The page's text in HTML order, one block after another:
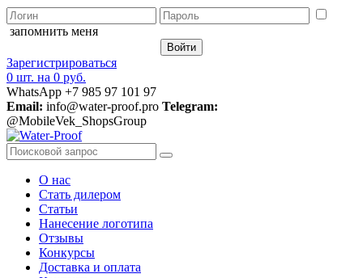
запомнить меня
Зарегистрироваться
0 шт. на 0 руб.
WhatsApp +7 985 97 101 97
Email: info@water-proof.pro Telegram:
@MobileVek_ShopsGroup
О нас
Стать дилером
Статьи
Нанесение логотипа
Отзывы
Конкурсы
Доставка и оплата